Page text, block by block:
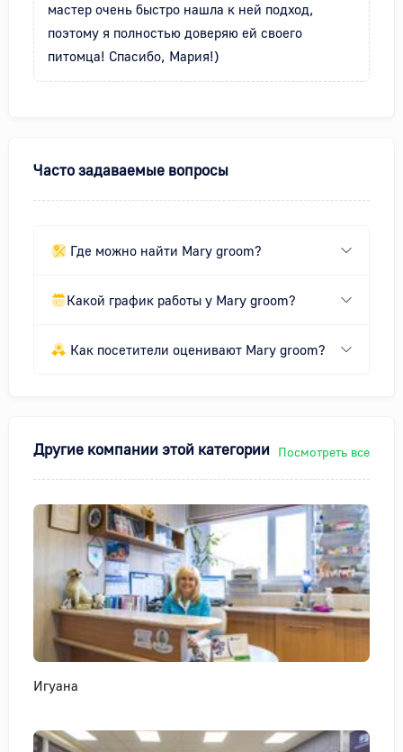
мастер очень быстро нашла к ней подход,
поэтому я полностью доверяю ей своего
питомца! Спасибо, Мария!)
Часто задаваемые вопросы
Где можно найти Mary groom?
Какой график работы у Mary groom?
Как посетители оценивают Mary groom?
Другие компании этой категории Посмотреть все
Игуана